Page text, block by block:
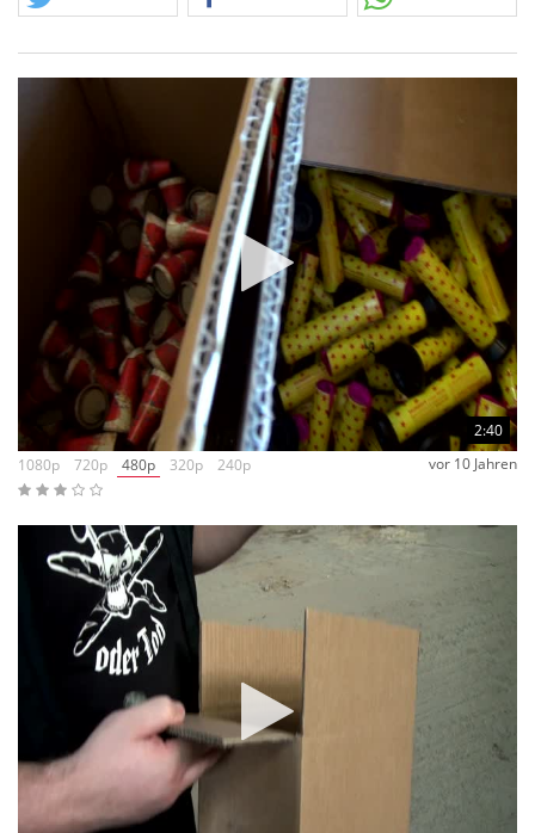
2:40
1080p
720p 480p 320p 240p vor 10 Jahren